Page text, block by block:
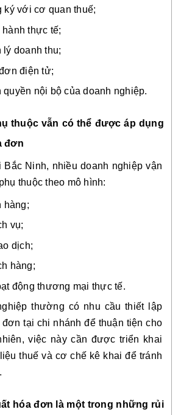
ký với cơ quan thuế;
thực tế;
doanh thu;
điện tử;
nội bộ của doanh nghiệp.
thuộc vẫn có thể được áp dụng
đơn
Bắc Ninh, nhiều doanh nghiệp vận
thuộc theo mô hình:
hàng;
vụ;
dịch;
hàng;
động thương mại thực tế.
thường có nhu cầu thiết lập
tại chi nhánh để thuận tiện cho
việc này cần được triển khai
thuế và cơ chế kê khai để tránh
hóa đơn là một trong những rủi